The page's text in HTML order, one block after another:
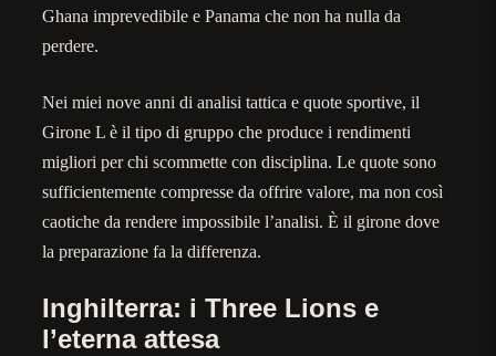
Ghana imprevedibile e Panama che non ha nulla da
perdere.
Nei miei nove anni di analisi tattica e quote sportive, il
Girone L è il tipo di gruppo che produce i rendimenti
migliori per chi scommette con disciplina. Le quote sono
sufficientemente compresse da offrire valore, ma non così
caotiche da rendere impossibile l’analisi. È il girone dove
la preparazione fa la differenza.
Inghilterra: i Three Lions e
l’eterna attesa